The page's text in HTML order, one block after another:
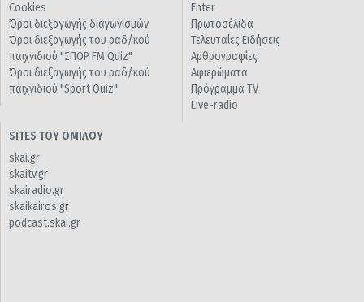
Cookies
Όροι διεξαγωγής διαγωνισμών
Όροι διεξαγωγής του ραδ/κού
παιχνιδιού "ΣΠΟΡ FM Quiz"
Όροι διεξαγωγής του ραδ/κού
παιχνιδιού "Sport Quiz"
Enter
Πρωτοσέλιδα
Τελευταίες Ειδήσεις
Αρθρογραφίες
Αφιερώματα
Πρόγραμμα TV
Live-radio
SITES ΤΟΥ ΟΜΙΛΟΥ
skai.gr
skaitv.gr
skairadio.gr
skaikairos.gr
podcast.skai.gr